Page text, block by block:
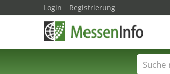
Login Registrierung